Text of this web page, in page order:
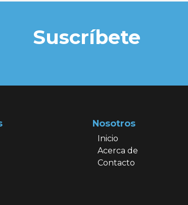
Suscríbete
Nosotros
Inicio
Acerca de
Contacto